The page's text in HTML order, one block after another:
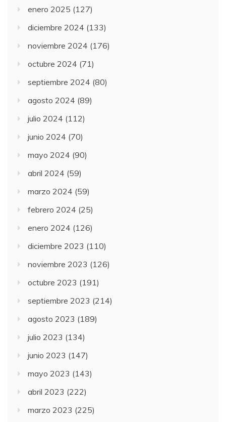
enero 2025 (127)
diciembre 2024 (133)
noviembre 2024 (176)
octubre 2024 (71)
septiembre 2024 (80)
agosto 2024 (89)
julio 2024 (112)
junio 2024 (70)
mayo 2024 (90)
abril 2024 (59)
marzo 2024 (59)
febrero 2024 (25)
enero 2024 (126)
diciembre 2023 (110)
noviembre 2023 (126)
octubre 2023 (191)
septiembre 2023 (214)
agosto 2023 (189)
julio 2023 (134)
junio 2023 (147)
mayo 2023 (143)
abril 2023 (222)
marzo 2023 (225)